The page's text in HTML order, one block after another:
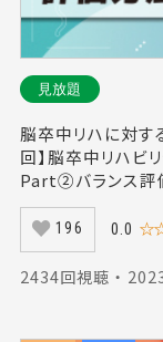
見放題
脳卒中リハに対す
回】脳卒中リハビ
Part②バランス評
196 0.0
2434回視聴 ・